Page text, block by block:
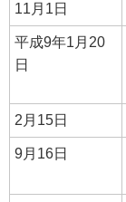
11月1日
平成9年1月20
日
2月15日
9月16日